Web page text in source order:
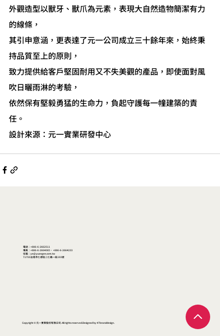
外觀造型以獸牙、獸爪為元素，表現大自然造物簡潔有力
的線條，
其引申意涵，更表達了元一公司成立三十餘年來，始終秉
持品質至上的原則，
致力提供給客戶堅固耐用又不失美觀的產品，即使面對風
吹日曬雨淋的考驗，
依然保有堅毅勇猛的生命力，負起守護每一幢建築的責
任。
設計來源：元一實業研發中心
電話：+886-6-2662511
傳真：+886-6-2664065、 +886-6-2664233
信箱：ye@yuangee.com.tw
71755台南市仁德區二仁路一段193號
Copyright © 元一實業股份有限公司. All rights reserved.Designed by 47branddesign.